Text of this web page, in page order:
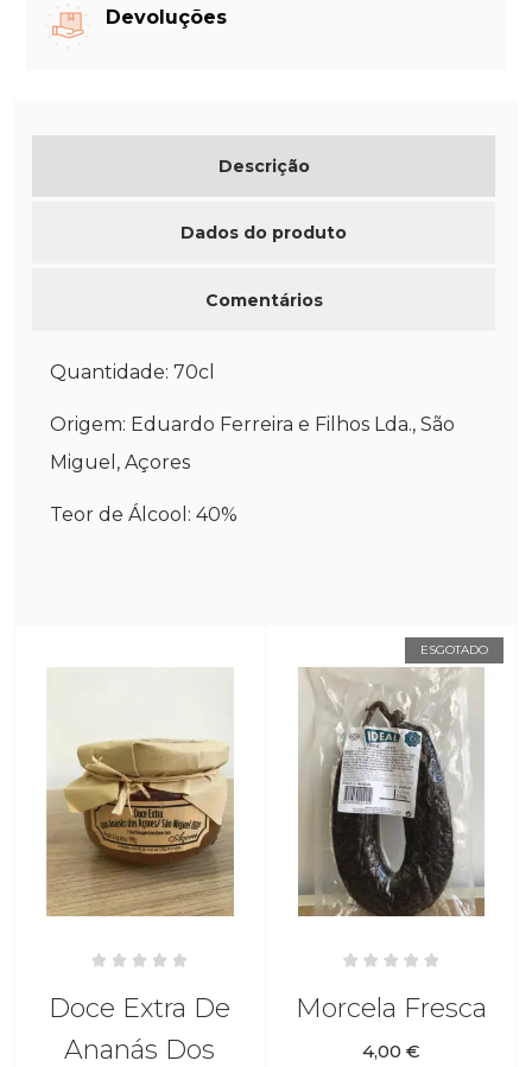
Devoluções
Descrição
Dados do produto
Comentários
Quantidade: 70cl
Origem: Eduardo Ferreira e Filhos Lda., São
Miguel, Açores
Teor de Álcool: 40%
Doce Extra De
Ananás Dos
ESGOTADO
Morcela Fresca
4,00 €